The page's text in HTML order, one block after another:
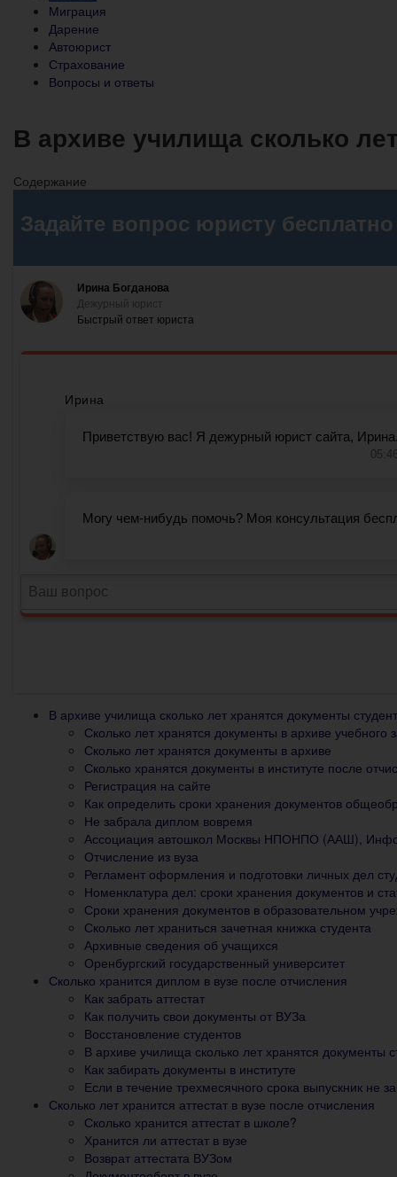
Миграция
Дарение
Автоюрист
Страхование
Вопросы и ответы
В архиве училища сколько
Содержание
В архиве училища сколько лет хранятся документы
Сколько лет хранятся документы в архиве учебного
Сколько лет хранятся документы в архиве
Сколько хранятся документы в институте после
Регистрация на сайте
Как определить сроки хранения документов
Не забрала диплом вовремя
Ассоциация автошкол Москвы НПОНПО (ААШ),
Отчисление из вуза
Регламент оформления и подготовки личных дел
Номенклатура дел: сроки хранения документов и
Сроки хранения документов в образовательном
Сколько лет храниться зачетная книжка студента
Архивные сведения об учащихся
Оренбургский государственный университет
Сколько хранится диплом в вузе после отчисления
Как забрать аттестат
Как получить свои документы от ВУЗа
Восстановление студентов
В архиве училища сколько лет хранятся документы
Как забирать документы в институте
Если в течение трехмесячного срока выпускник не
Сколько лет хранится аттестат в вузе после отчисления
Сколько хранится аттестат в школе?
Хранится ли аттестат в вузе
Возврат аттестата ВУЗом